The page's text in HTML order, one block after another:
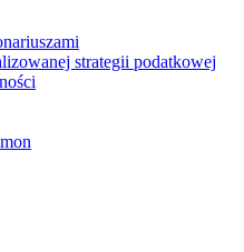
strategii podatkowej